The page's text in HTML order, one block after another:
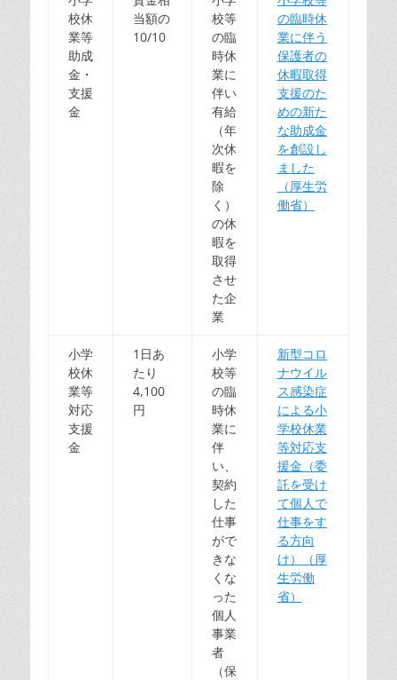
校休
業等
助成
金・
支援
金
当額の
10/10
校等
の臨
時休
業に
伴い
有給
（年
次休
暇を
除
く）
の休
暇を
取得
させ
た企
業
の臨時休
業に伴う
保護者の
休暇取得
支援のた
めの新た
な助成金
を創設し
ました
（厚生労
働省）
小学
校休
業等
対応
支援
金
1日あ
たり
4,100
円
小学
校等
の臨
時休
業に
伴
い、
契約
した
仕事
がで
きな
くな
った
個人
事業
者
（保
新型コロ
ナウイル
ス感染症
による小
学校休業
等対応支
援金（委
託を受け
て個人で
仕事をす
る方向
け）（厚
生労働
省）